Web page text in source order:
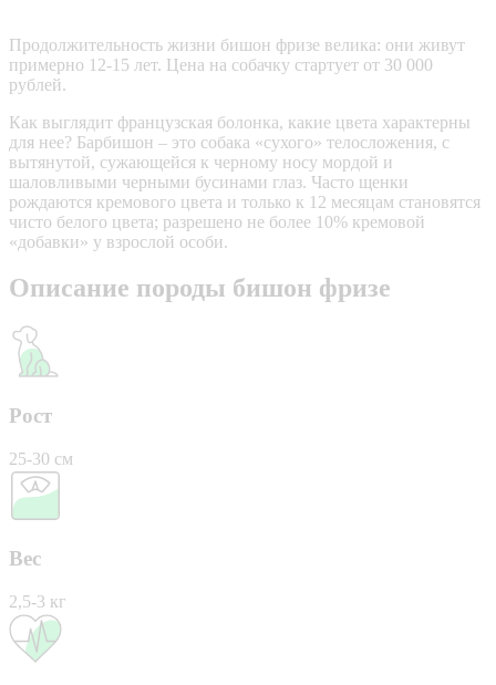
Продолжительность жизни бишон фризе велика: они живут
примерно 12-15 лет. Цена на собачку стартует от 30 000
рублей.
Как выглядит французская болонка, какие цвета характерны
для нее? Барбишон – это собака «сухого» телосложения, с
вытянутой, сужающейся к черному носу мордой и
шаловливыми черными бусинами глаз. Часто щенки
рождаются кремового цвета и только к 12 месяцам становятся
чисто белого цвета; разрешено не более 10% кремовой
«добавки» у взрослой особи.
Описание породы бишон фризе
Рост
25-30 см
Вес
2,5-3 кг